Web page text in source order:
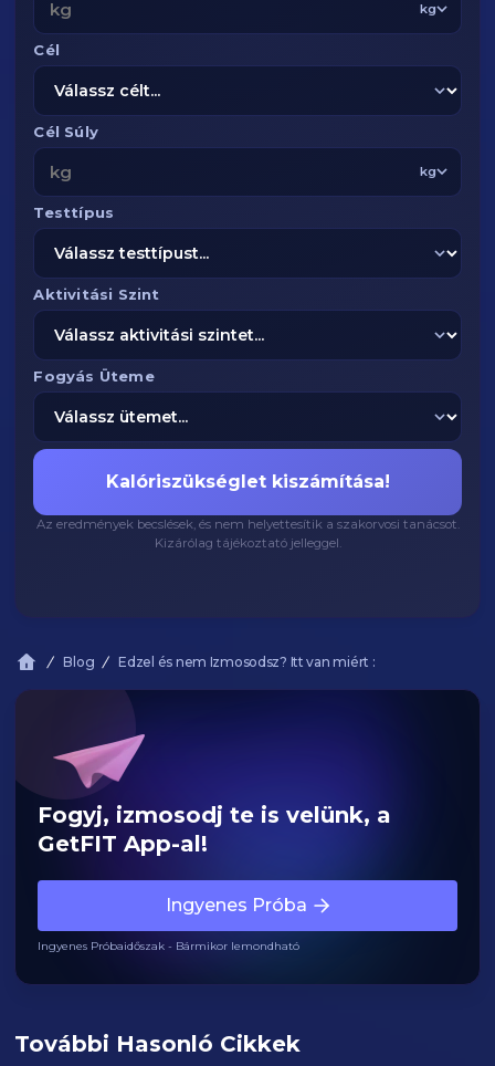
kg
Cél
Cél Súly
kg
Testtípus
Aktivitási Szint
Fogyás Üteme
Kalóriszükséglet kiszámítása!
Az eredmények becslések, és nem helyettesítik a szakorvosi tanácsot.
Kizárólag tájékoztató jelleggel.
Blog Edzel és nem Izmosodsz? Itt van miért :
Fogyj, izmosodj te is velünk, a
GetFIT App-al!
Ingyenes Próba
Ingyenes Próbaidőszak - Bármikor lemondható
További Hasonló Cikkek